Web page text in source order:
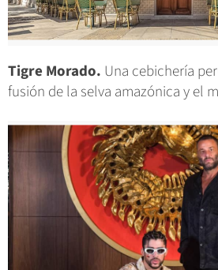
Tigre Morado. Una cebichería
fusión de la selva amazónica y el